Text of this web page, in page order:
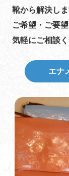
靴から解決しま
ご希望・ご要
気軽にご相談く
エナ